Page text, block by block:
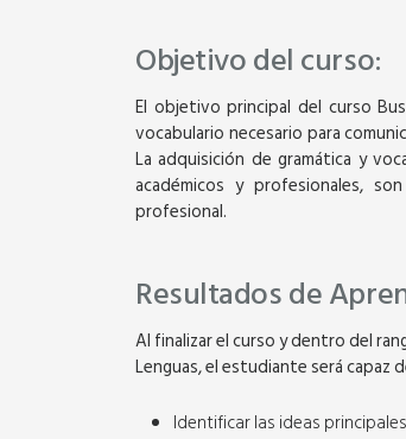
Objetivo del curso:
El objetivo principal del curso
vocabulario necesario para
La adquisición de gramática y
académicos y profesionales,
profesional.
Resultados de
Al finalizar el curso y dentro del
Lenguas, el estudiante será capaz
Identificar las ideas